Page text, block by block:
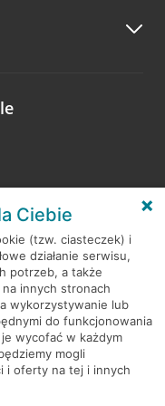
opinią o wizycie.
Ciebie
(tzw. ciasteczek) i
działanie serwisu,
potrzeb, a także
innych stronach
wykorzystywanie lub
do funkcjonowania
wycofać w każdym
mogli
i oferty na tej i innych